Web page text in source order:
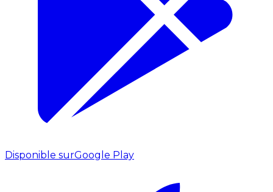
Disponible surGoogle Play